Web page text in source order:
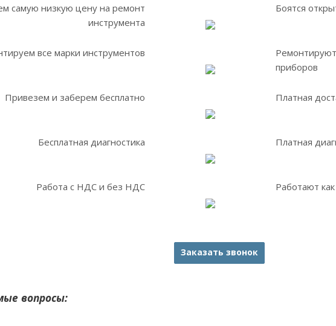
самую низкую цену на ремонт
инструмента
все марки инструментов
Привезем и заберем бесплатно
Бесплатная диагностика
Работа с НДС и без НДС
Боятся
приборов
Платная
Платная
Работают
Заказать звонок
вопросы: